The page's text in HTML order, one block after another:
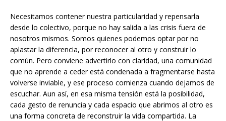
Necesitamos contener nuestra particularidad y repensarla
desde lo colectivo, porque no hay salida a las crisis fuera de
nosotros mismos. Somos quienes podemos optar por no
aplastar la diferencia, por reconocer al otro y construir lo
común. Pero conviene advertirlo con claridad, una comunidad
que no aprende a ceder está condenada a fragmentarse hasta
volverse inviable, y ese proceso comienza cuando dejamos de
escuchar. Aun así, en esa misma tensión está la posibilidad,
cada gesto de renuncia y cada espacio que abrimos al otro es
una forma concreta de reconstruir la vida compartida. La